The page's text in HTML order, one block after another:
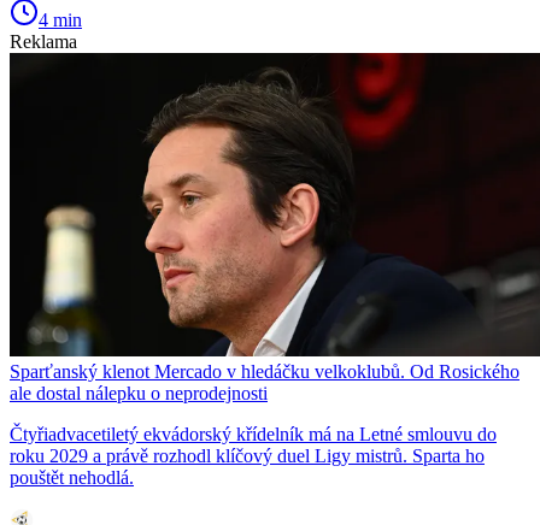
4 min
Reklama
Sparťanský klenot Mercado v hledáčku velkoklubů. Od Rosického
ale dostal nálepku o neprodejnosti
Čtyřiadvacetiletý ekvádorský křídelník má na Letné smlouvu do
roku 2029 a právě rozhodl klíčový duel Ligy mistrů. Sparta ho
pouštět nehodlá.